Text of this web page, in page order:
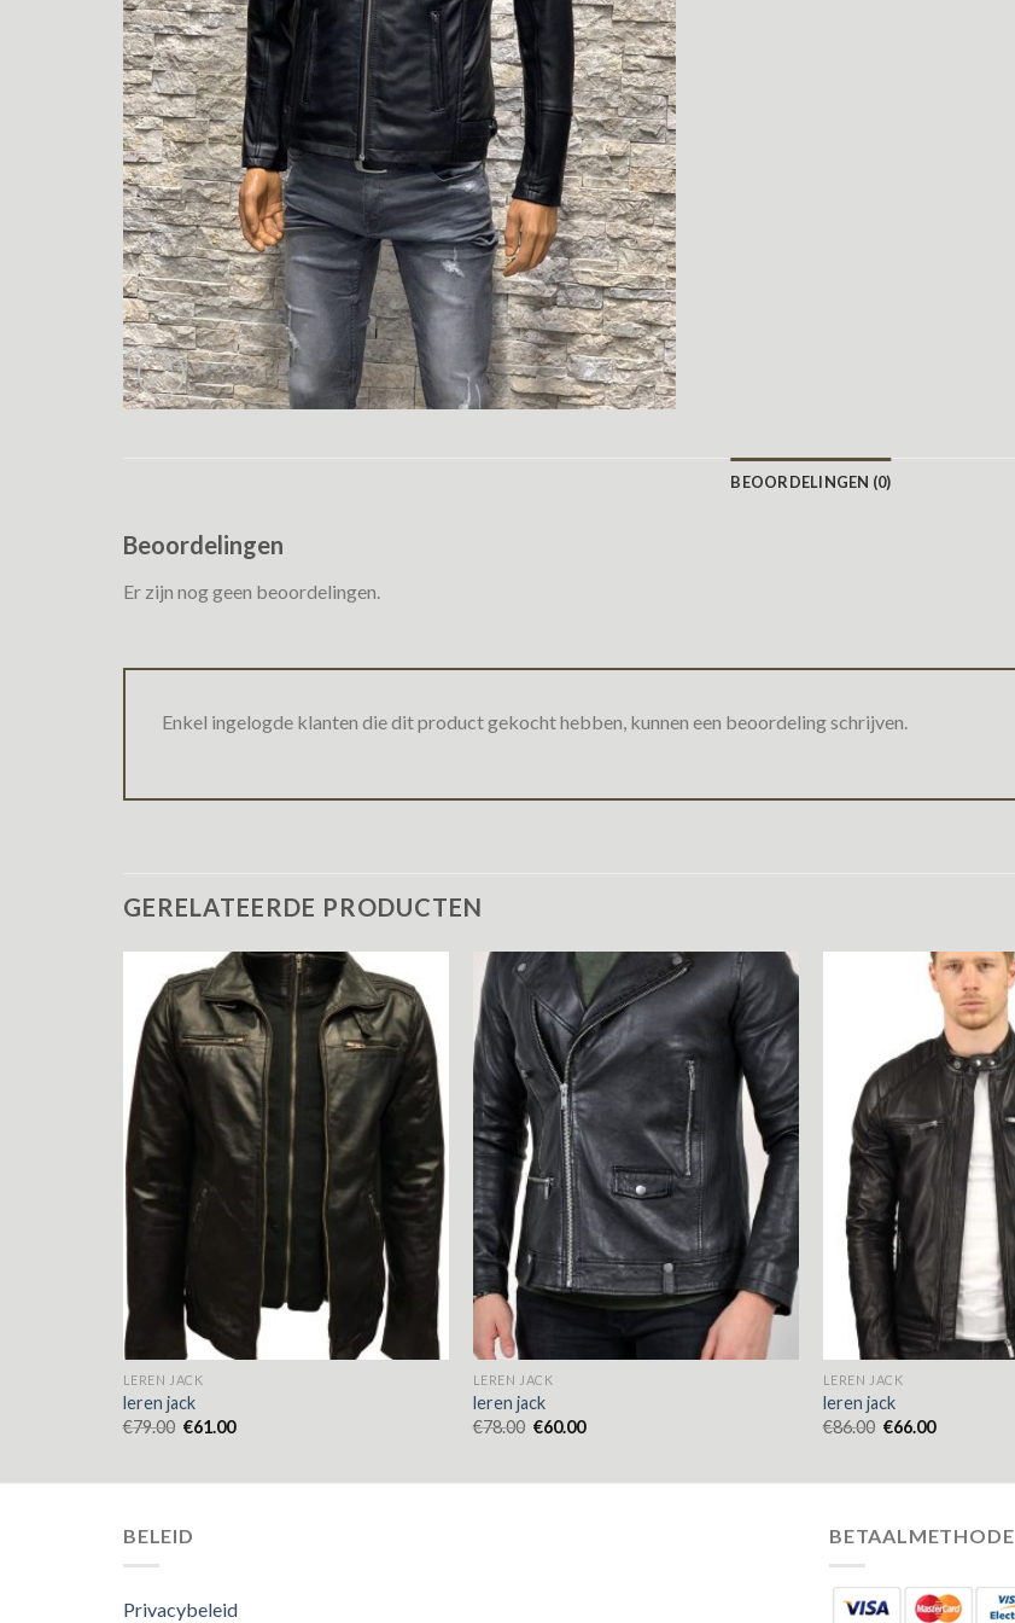
BEOORDELINGEN (0)
Beoordelingen
Er zijn nog geen beoordelingen.
Enkel ingelogde klanten die dit product gekocht hebben, kunnen een beoordeling schrijven.
GERELATEERDE PRODUCTEN
LEREN JACK
leren jack
€79.00 €61.00
LEREN JACK
leren jack
€78.00 €60.00
LEREN JACK
leren jack
€86.00 €66.00
BELEID
Privacybeleid
BETAALMETHODE